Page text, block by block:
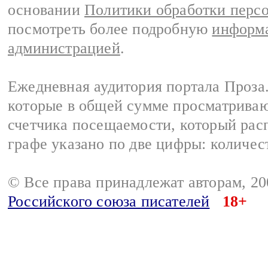
основании Политики обработки
посмотреть более подробную
администрацией.
Ежедневная аудитория портала
которые в общей сумме
счетчика посещаемости, который
графе указано по две цифры:
© Все права принадлежат авторам,
Российского союза писателей
18+